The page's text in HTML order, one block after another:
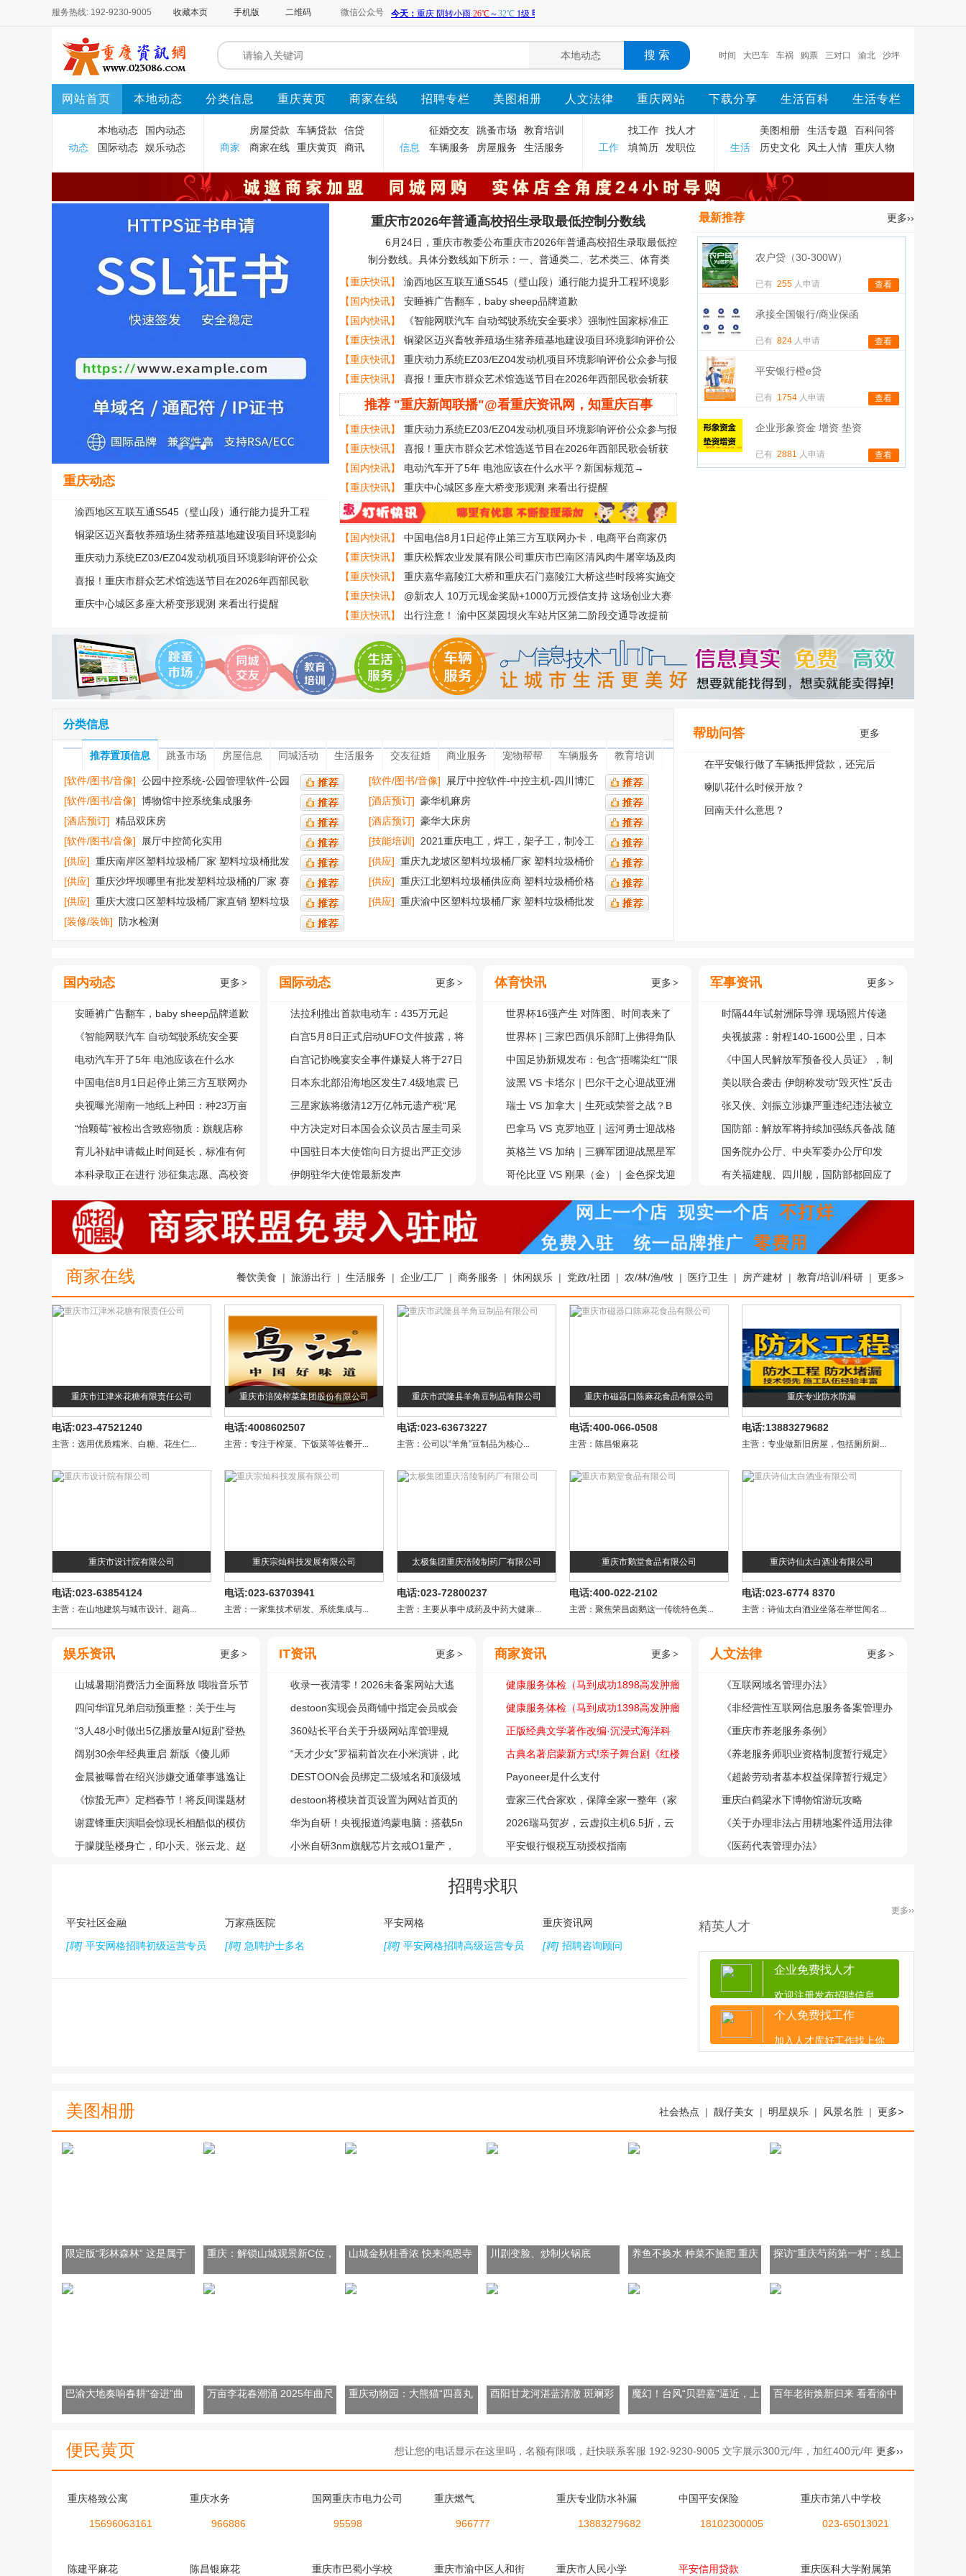
服务热线: 192-9230-9005 收藏本页 手机版 二维码 微信公众号
时间 大巴车 车祸 购票 三对口 渝北 沙坪
坝 渝中 重庆 主城
网站首页 本地动态 分类信息 重庆黄页 商家在线 招聘专栏 美图相册 人文法律 重庆网站 下载分享 生活百科 生活专栏
动态
本地动态
国内动态
国际动态
娱乐动态 商家
房屋贷款 车辆贷款
信贷
商家在线
重庆黄页 商讯 信息
征婚交友 跳蚤市场
教育培训
车辆服务
房屋服务 生活服务 工作
找工作
找人才
填简历
发职位 生活
美图相册 生活专题
百科问答
历史文化
风土人情 重庆人物
重庆动态
渝西地区互联互通S545（璧山段）通行能力提升工程
环
铜梁区迈兴畜牧养殖场生猪养殖基地建设项目环境影响
重庆动力系统EZ03/EZ04发动机项目环境影响评价公众
喜报！重庆市群众艺术馆选送节目在2026年西部民歌
会
重庆中心城区多座大桥变形观测 来看出行提醒
重庆市2026年普通高校招生录取最低控制分数线
6月24日，重庆市教委公布重庆市2026年普通高校招生录取最低控
制分数线。具体分数线如下所示：一、普通类二、艺术类三、体育类
【重庆快讯】
渝西地区互联互通S545（璧山段）通行能力提升工程环境影
响评价信息第一次公示
【国内快讯】
安睡裤广告翻车，baby sheep品牌道歉
【国内快讯】
《智能网联汽车 自动驾驶系统安全要求》强制性国家标准正
式发布
【重庆快讯】
铜梁区迈兴畜牧养殖场生猪养殖基地建设项目环境影响评价公
众参与第一次信息公示
【重庆快讯】
重庆动力系统EZ03/EZ04发动机项目环境影响评价公众参与报
批前信息公示
【重庆快讯】
喜报！重庆市群众艺术馆选送节目在2026年西部民歌会斩获
一等奖推荐 "重庆新闻联播"@看重庆资讯网，知重庆百事
【重庆快讯】
重庆动力系统EZ03/EZ04发动机项目环境影响评价公众参与报
批前信息公示
【重庆快讯】
喜报！重庆市群众艺术馆选送节目在2026年西部民歌会斩获
一等奖
【国内快讯】
电动汽车开了5年 电池应该在什么水平？新国标规范→
【重庆快讯】
重庆中心城区多座大桥变形观测 来看出行提醒
【国内快讯】
中国电信8月1日起停止第三方互联网办卡，电商平台商家仍
称“未收到通知”
【重庆快讯】
重庆松辉农业发展有限公司重庆市巴南区清风肉牛屠宰场及肉
牛类产品火锅鲜品食材供应基地建设项目环境影响评价公众参与第一次公示
【重庆快讯】
重庆嘉华嘉陵江大桥和重庆石门嘉陵江大桥这些时段将实施交
通管制
【重庆快讯】
@新农人 10万元现金奖励+1000万元授信支持 这场创业大赛
等你来
【重庆快讯】
出行注意！ 渝中区菜园坝火车站片区第二阶段交通导改提前
最新推荐 更多››
农户贷（30-300W）
已有 255 人申请 查看
承接全国银行/商业保函
已有 824 人申请 查看
平安银行橙e贷
已有 1754 人申请 查看
企业形象资金 增资 垫资
已有 2881 人申请 查看
分类信息
推荐置顶信息 跳蚤市场 房屋信息 同城活动 生活服务 交友征婚 商业服务 宠物帮帮 车辆服务 教育培训
[软件/图书/音像] 公园中控系统-公园管理软件-公园
智能化程序
[软件/图书/音像]
展厅中控软件-中控主机-四川博汇
智达
[软件/图书/音像] 博物馆中控系统集成服务 [酒店预订] 豪华机麻房
[酒店预订] 精品双床房 [酒店预订] 豪华大床房
[软件/图书/音像]
展厅中控简化实用 [技能培训]
2021重庆电工，焊工，架子工，制冷工
哪里考
[供应] 重庆南岸区塑料垃圾桶厂家 塑料垃圾桶批发
塑料分类垃圾桶
[供应] 重庆九龙坡区塑料垃圾桶厂家 塑料垃圾桶价
格 塑料环卫垃圾桶
[供应] 重庆沙坪坝哪里有批发塑料垃圾桶的厂家 赛
普塑业 赛普垃圾桶
[供应] 重庆江北塑料垃圾桶供应商 塑料垃圾桶价格
塑料垃圾桶240l
[供应] 重庆大渡口区塑料垃圾桶厂家直销 塑料垃圾
桶批发塑料环卫垃圾桶
[供应] 重庆渝中区塑料垃圾桶厂家 塑料垃圾桶批发
[装修/装饰] 防水检测
帮助问答 更多
在平安银行做了车辆抵押贷款，还完后
取大本可以本人不去吗？
喇叭花什么时候开放？
回南天什么意思？
更多 >
国内动态
安睡裤广告翻车，baby sheep品牌道歉
《智能网联汽车 自动驾驶系统安全要
求》强制性国家标准正式发布
电动汽车开了5年 电池应该在什么水
平？新国标规范→
中国电信8月1日起停止第三方互联网办
卡，电商平台商家仍称“未收到通知”
央视曝光湖南一地纸上种田：种23万亩
水稻上报38万亩，村干部成假种粮大
户，“为了应对检查，只能要求村民在
可视范围内种水稻”
“怡颗莓”被检出含致癌物质：旗舰店称
符合标准，多家线上商超已搜不到相关
产品
育儿补贴申请截止时间延长，标准有何
变化？国家卫健委解读→
本科录取正在进行 涉征集志愿、高校资
更多 >
国际动态
法拉利推出首款电动车：435万元起
售，苹果传奇设计师操刀！
白宫5月8日正式启动UFO文件披露，将
每周发布一批解密档案 学者：失望是注
定的
白宫记协晚宴安全事件嫌疑人将于27日
被起诉
日本东北部沿海地区发生7.4级地震 已
发布海啸警报
三星家族将缴清12万亿韩元遗产税“尾
款”：母女3人卖股筹钱，李在镕靠贷款
和股息
中方决定对日本国会众议员古屋圭司采
取反制措施
中国驻日本大使馆向日方提出严正交涉
和强烈抗议
伊朗驻华大使馆最新发声
更多 >
体育快讯
世界杯16强产生 对阵图、时间表来了
世界杯 | 三家巴西俱乐部盯上佛得角队
门将沃津尼亚
中国足协新规发布：包含“捂嘴染红”“限
时发球”等多项调整
波黑 VS 卡塔尔｜巴尔干之心迎战亚洲
杯冠军！B组最终轮全景解读
瑞士 VS 加拿大｜生死或荣誉之战？B
组最终轮全景解读
巴拿马 VS 克罗地亚｜运河勇士迎战格
子军团！L组出线六分战
英格兰 VS 加纳｜三狮军团迎战黑星军
团！L组出线关键战
哥伦比亚 VS 刚果（金）｜金色探戈迎
更多 >
军事资讯
时隔44年试射洲际导弹 现场照片传递
三个重磅信息
央视披露：射程140-1600公里，日本
为“备战台海”大肆囤积弹药
《中国人民解放军预备役人员证》，制
发启用！
美以联合袭击 伊朗称发动“毁灭性”反击
中东局势陡然升级
张又侠、刘振立涉嫌严重违纪违法被立
案审查调查
国防部：解放军将持续加强练兵备战 随
时准备回击谋“独”挑衅行径
国务院办公厅、中央军委办公厅印发
《兵役登记工作规定》
有关福建舰、四川舰，国防部都回应了
商家在线 餐饮美食 | 旅游出行 | 生活服务 | 企业/工厂 | 商务服务 | 休闲娱乐 | 党政/社团 | 农/林/渔/牧 | 医疗卫生 | 房产建材 | 教育/培训/科研 | 更多>
重庆市江津米花糖有限责任公司
电话:023-47521240
主营：选用优质糯米、白糖、花生仁...
重庆市涪陵榨菜集团股份有限公司
电话:4008602507
主营：专注于榨菜、下饭菜等佐餐开...
重庆市武隆县羊角豆制品有限公司
电话:023-63673227
主营：公司以“羊角”豆制品为核心...
重庆市磁器口陈麻花食品有限公司
电话:400-066-0508
主营：陈昌银麻花
重庆专业防水防漏
电话:13883279682
主营：专业做新旧房屋，包括厕所厨...
重庆市设计院有限公司
电话:023-63854124
主营：在山地建筑与城市设计、超高...
重庆宗灿科技发展有限公司
电话:023-63703941
主营：一家集技术研发、系统集成与...
太极集团重庆涪陵制药厂有限公司
电话:023-72800237
主营：主要从事中成药及中药大健康...
重庆市鹅堂食品有限公司
电话:400-022-2102
主营：聚焦荣昌卤鹅这一传统特色美...
重庆诗仙太白酒业有限公司
电话:023-6774 8370
主营：诗仙太白酒业坐落在举世闻名...
更多 >
娱乐资讯
山城暑期消费活力全面释放 哦啦音乐节
人气领跑暑期档演出
四问华谊兄弟启动预重整：关于生与
死、接盘与债务
“3人48小时做出5亿播放量AI短剧”登热
搜，导演辟谣
阔别30余年经典重启 新版《傻儿师
长》2月11日开播
金晨被曝曾在绍兴涉嫌交通肇事逃逸让
助理顶包，事发地附近村民称仍有印
象：撞了一道墙
《惊蛰无声》定档春节！将反间谍题材
搬上银幕
谢霆锋重庆演唱会惊现长相酷似的模仿
者，歌迷狂追拍照，安保嗓子喊冒烟：
于朦胧坠楼身亡，印小天、张云龙、赵
更多 >
IT资讯
收录一夜清零！2026未备案网站大逃
杀：个人站长的至暗时刻与生存指南
destoon实现会员商铺中指定会员或会
员组投放广告的方法
360站长平台关于升级网站库管理规
则、开展备案合规核查的公告
“天才少女”罗福莉首次在小米演讲，此
前参与DeepSeek模型研发
DESTOON会员绑定二级域名和顶级域
名的方法
destoon将模块首页设置为网站首页的
方法
华为自研！央视报道鸿蒙电脑：搭载5n
m麒麟X90芯片
小米自研3nm旗舰芯片玄戒O1量产，
更多 >
商家资讯
健康服务体检（马到成功1898高发肿瘤
+影像、心脑血管筛查体检套餐）2026
健康服务体检（马到成功1398高发肿瘤
筛查：肺部、消化道四癌甲基化等体检
套餐）2026
正版经典文学著作改编·沉浸式海洋科
幻之旅舞台剧《海底两万里》6月20日
登陆重庆大剧院
古典名著启蒙新方式!亲子舞台剧《红楼
春趣》5 月 30 日登陆重庆大剧院
Payoneer是什么支付
壹家三代合家欢，保障全家一整年（家
财险）
2026瑞马贺岁，云虚拟主机6.5折，云
服务器5折起！
平安银行银税互动授权指南
更多 >
人文法律
《互联网域名管理办法》
《非经营性互联网信息服务备案管理办
法》
《重庆市养老服务条例》
《养老服务师职业资格制度暂行规定》
《超龄劳动者基本权益保障暂行规定》
重庆白鹤梁水下博物馆游玩攻略
《关于办理非法占用耕地案件适用法律
若干问题的规定》
《医药代表管理办法》
招聘求职
平安社区金融
[聘] 平安网格招聘初级运营专员
万家燕医院
[聘] 急聘护士多名
平安网格
[聘] 平安网格招聘高级运营专员
重庆资讯网
[聘] 招聘咨询顾问
精英人才
更多››
企业免费找人才
欢迎注册发布招聘信息
个人免费找工作
加入人才库好工作找上你
美图相册 社会热点 | 靓仔美女 | 明星娱乐 | 风景名胜 | 更多>
限定版“彩林森林” 这是属于
山城的冬日浪漫
重庆：解锁山城观景新C位，
鹅岭悬空栈桥正式开放
山城金秋桂香浓 快来鸿恩寺
公园“花式”赏桂
川剧变脸、炒制火锅底
料！“无语哥”重庆体验地道“中
国味”
养鱼不换水 种菜不施肥 重庆
这个“智能工厂”藏着现代农业
密码
探访“重庆芍药第一村”：线上
线下齐推“花经济”
巴渝大地奏响春耕“奋进”曲
万亩李花春潮涌 2025年曲尺
乡李花季健步走活动启航
重庆动物园：大熊猫“四喜丸
子”冬日“围炉煮茶”
酉阳甘龙河湛蓝清澈 斑斓彩
林点缀岸边
魔幻！台风“贝碧嘉”逼近，上
海现紫红色天空
百年老街焕新归来 看看渝中
鲁祖庙的“新面貌”
便民黄页 想让您的电话显示在这里吗，名额有限哦，赶快联系客服 192-9230-9005 文字展示300元/年，加红400元/年 更多››
重庆格致公寓
15696063161
重庆水务
966886
国网重庆市电力公司
95598
重庆燃气
966777
重庆专业防水补漏
13883279682
中国平安保险
18102300005
重庆市第八中学校
023-65013021
陈建平麻花 陈昌银麻花 重庆市巴蜀小学校 重庆市渝中区人和街 重庆市人民小学 平安信用贷款 重庆医科大学附属第